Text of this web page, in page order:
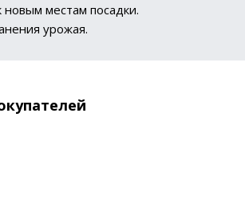
новым местам посадки.
урожая.